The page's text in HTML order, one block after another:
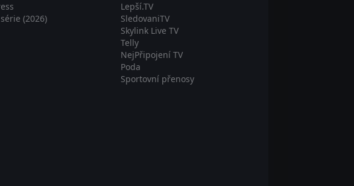
(2026)
Lepší.TV
SledovaniTV
Skylink Live TV
Telly
NejPřipojení TV
Poda
Sportovní přenosy